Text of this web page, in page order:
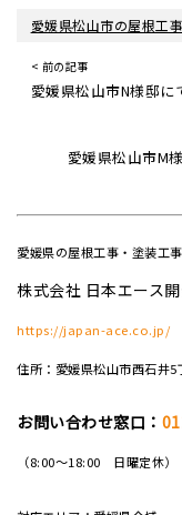
愛媛県松山市の屋根工
< 前の記事
愛媛県松山市N様邸に
愛媛県松山市M
愛媛県の屋根工事・塗装工
株式会社 日本エース
https://japan-ace.co.jp/
住所：愛媛県松山市西石井5
お問い合わせ窓口：
（8:00～18:00 日曜定休）